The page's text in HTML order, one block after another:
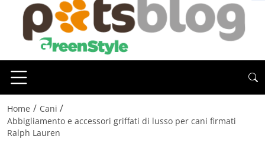
Home / Cani /
Abbigliamento e accessori griffati di lusso per cani firmati
Ralph Lauren